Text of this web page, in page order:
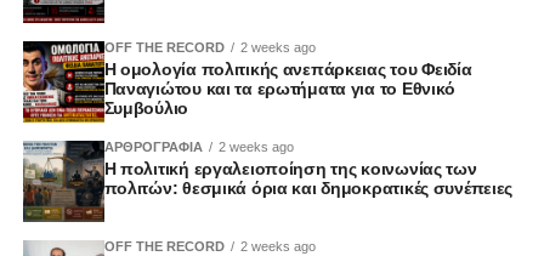
*Ο Αναστάσιος Τζιόμπανος είναι φοιτητής Νομικής.
OFF THE RECORD 2 weeks ago
Η ομολογία πολιτικής ανεπάρκειας του Φειδία
Παναγιώτου και τα ερωτήματα για το Εθνικό
Συμβούλιο
ΑΡΘΡΟΓΡΑΦΙΑ 2 weeks ago
Η πολιτική εργαλειοποίηση της κοινωνίας των
πολιτών: θεσμικά όρια και δημοκρατικές συνέπειες
OFF THE RECORD 2 weeks ago